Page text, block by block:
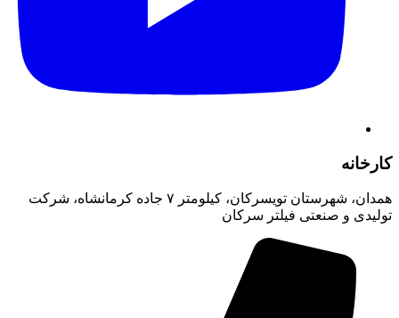
کارخانه
همدان، شهرستان تویسرکان، کیلومتر ۷ جاده کرمانشاه، شرکت
تولیدی و صنعتی فیلتر سرکان